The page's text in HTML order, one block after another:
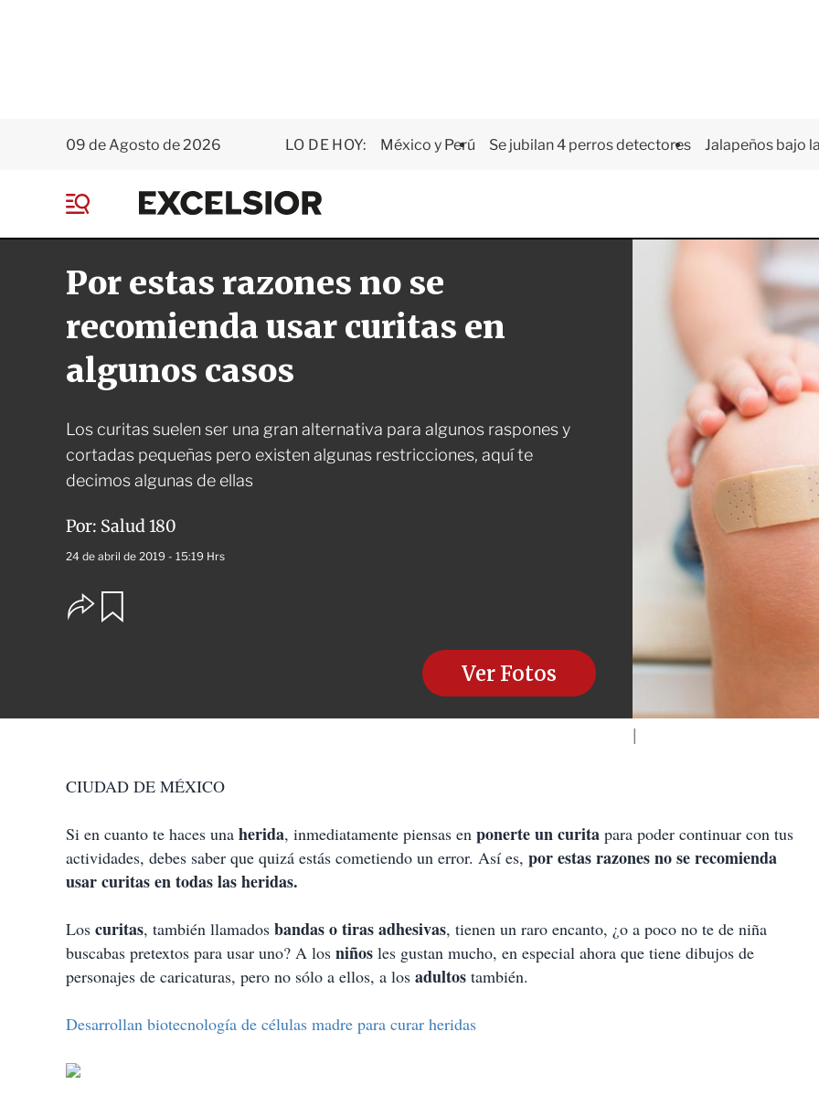
09 de Agosto de 2026 LO DE HOY: México y Perú Se jubilan 4 perros detectores Jalapeños bajo
E
x
e
s
i
e
Por estas razones no se
recomienda usar curitas en
algunos casos
Los curitas suelen ser una gran alternativa para algunos raspones y
cortadas pequeñas pero existen algunas restricciones, aquí te
decimos algunas de ellas
Por: Salud 180
24 de abril de 2019 - 15:19 Hrs
O
p
s
o
a
r
t
Ver Fotos
CIUDAD DE MÉXICO
Si en cuanto te haces una herida, inmediatamente piensas en ponerte un curita para poder continuar con tus
actividades, debes saber que quizá estás cometiendo un error. Así es, por estas razones no se recomienda
usar curitas en todas las heridas.
Los curitas, también llamados bandas o tiras adhesivas, tienen un raro encanto, ¿o a poco no te de niña
buscabas pretextos para usar uno? A los niños les gustan mucho, en especial ahora que tiene dibujos de
personajes de caricaturas, pero no sólo a ellos, a los adultos también.
Desarrollan biotecnología de células madre para curar heridas